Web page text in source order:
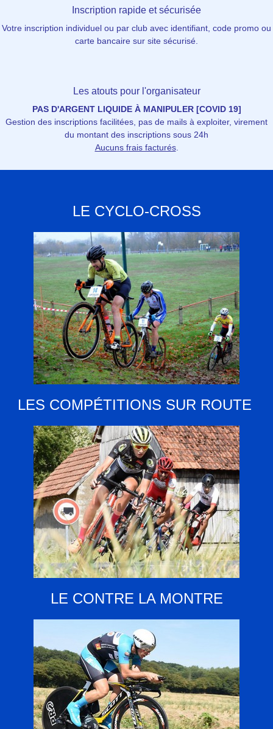
Inscription rapide et sécurisée
Votre inscription individuel ou par club avec identifiant, code promo ou
carte bancaire sur site sécurisé.
Les atouts pour l'organisateur
PAS D'ARGENT LIQUIDE À MANIPULER [COVID 19]
Gestion des inscriptions facilitées, pas de mails à exploiter, virement
du montant des inscriptions sous 24h
Aucuns frais facturés.
LE CYCLO-CROSS
LES COMPÉTITIONS SUR ROUTE
LE CONTRE LA MONTRE